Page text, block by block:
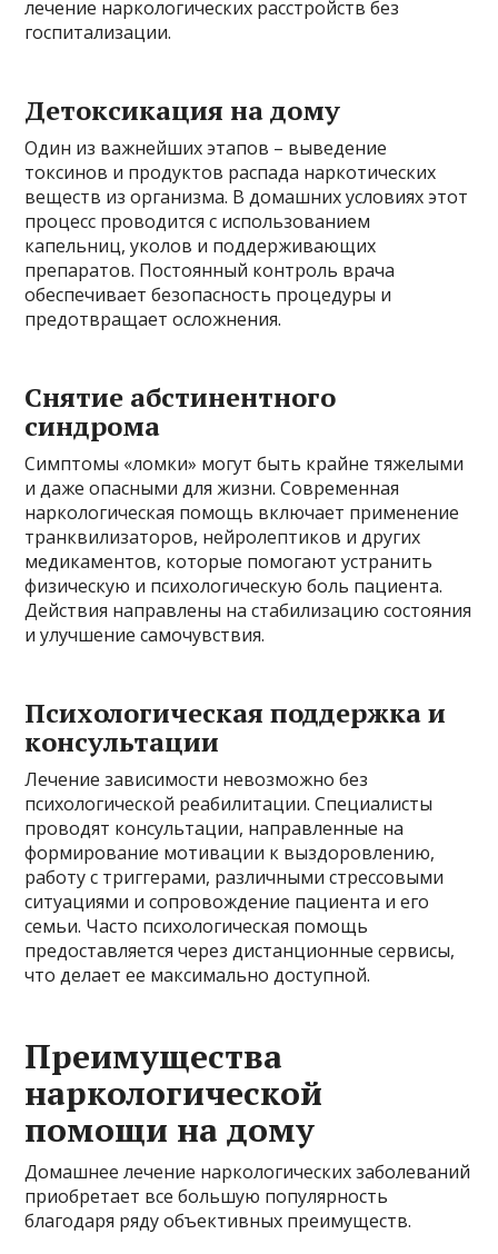
лечение наркологических расстройств без
госпитализации.
Детоксикация на дому
Один из важнейших этапов – выведение
токсинов и продуктов распада наркотических
веществ из организма. В домашних условиях этот
процесс проводится с использованием
капельниц, уколов и поддерживающих
препаратов. Постоянный контроль врача
обеспечивает безопасность процедуры и
предотвращает осложнения.
Снятие абстинентного
синдрома
Симптомы «ломки» могут быть крайне тяжелыми
и даже опасными для жизни. Современная
наркологическая помощь включает применение
транквилизаторов, нейролептиков и других
медикаментов, которые помогают устранить
физическую и психологическую боль пациента.
Действия направлены на стабилизацию состояния
и улучшение самочувствия.
Психологическая поддержка и
консультации
Лечение зависимости невозможно без
психологической реабилитации. Специалисты
проводят консультации, направленные на
формирование мотивации к выздоровлению,
работу с триггерами, различными стрессовыми
ситуациями и сопровождение пациента и его
семьи. Часто психологическая помощь
предоставляется через дистанционные сервисы,
что делает ее максимально доступной.
Преимущества
наркологической
помощи на дому
Домашнее лечение наркологических заболеваний
приобретает все большую популярность
благодаря ряду объективных преимуществ.